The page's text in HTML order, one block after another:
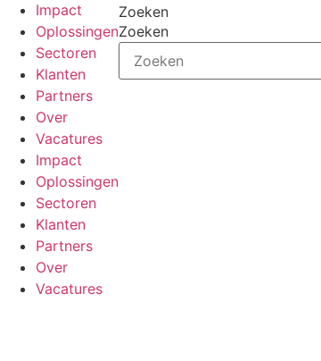
Impact
Oplossingen
Sectoren
Klanten
Partners
Over
Vacatures
Impact
Oplossingen
Sectoren
Klanten
Partners
Over
Vacatures
Zoeken
Zoeken